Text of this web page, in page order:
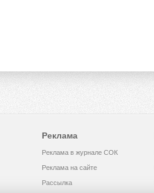
Реклама
Реклама в журнале СОК
Реклама на сайте
Рассылка